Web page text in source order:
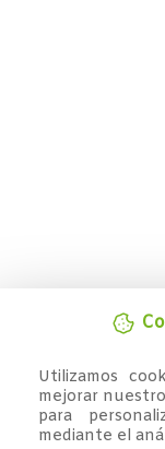
Utilizamos
mejorar
para
mediante el